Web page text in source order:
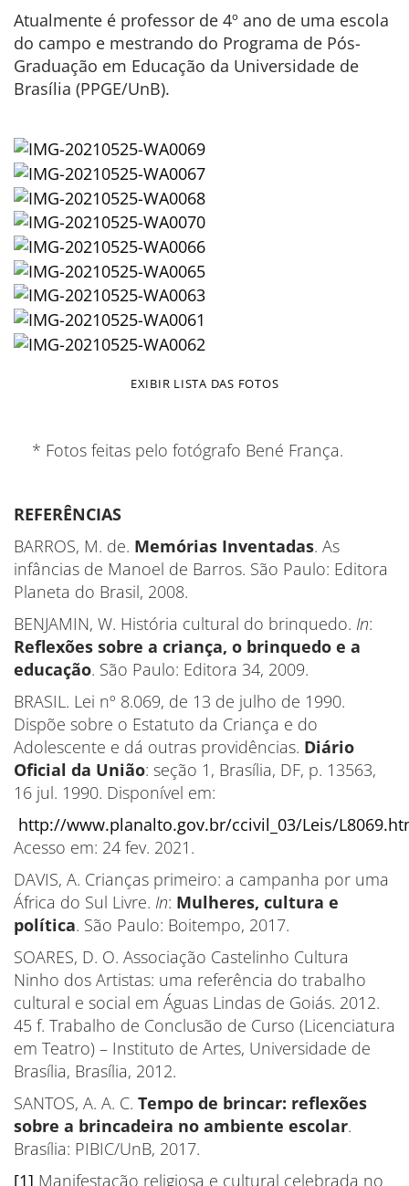
Atualmente é professor de 4º ano de uma escola
do campo e mestrando do Programa de Pós-
Graduação em Educação da Universidade de
Brasília (PPGE/UnB).
EXIBIR LISTA DAS FOTOS
* Fotos feitas pelo fotógrafo Bené França.
REFERÊNCIAS
BARROS, M. de. Memórias Inventadas. As
infâncias de Manoel de Barros. São Paulo: Editora
Planeta do Brasil, 2008.
BENJAMIN, W. História cultural do brinquedo. In:
Reflexões sobre a criança, o brinquedo e a
educação. São Paulo: Editora 34, 2009.
BRASIL. Lei nº 8.069, de 13 de julho de 1990.
Dispõe sobre o Estatuto da Criança e do
Adolescente e dá outras providências. Diário
Oficial da União: seção 1, Brasília, DF, p. 13563,
16 jul. 1990. Disponível em:
http://www.planalto.gov.br/ccivil_03/Leis/
Acesso em: 24 fev. 2021.
DAVIS, A. Crianças primeiro: a campanha por uma
África do Sul Livre. In: Mulheres, cultura e
política. São Paulo: Boitempo, 2017.
SOARES, D. O. Associação Castelinho Cultura
Ninho dos Artistas: uma referência do trabalho
cultural e social em Águas Lindas de Goiás. 2012.
45 f. Trabalho de Conclusão de Curso (Licenciatura
em Teatro) – Instituto de Artes, Universidade de
Brasília, Brasília, 2012.
SANTOS, A. A. C. Tempo de brincar: reflexões
sobre a brincadeira no ambiente escolar.
Brasília: PIBIC/UnB, 2017.
[1] Manifestação religiosa e cultural celebrada no